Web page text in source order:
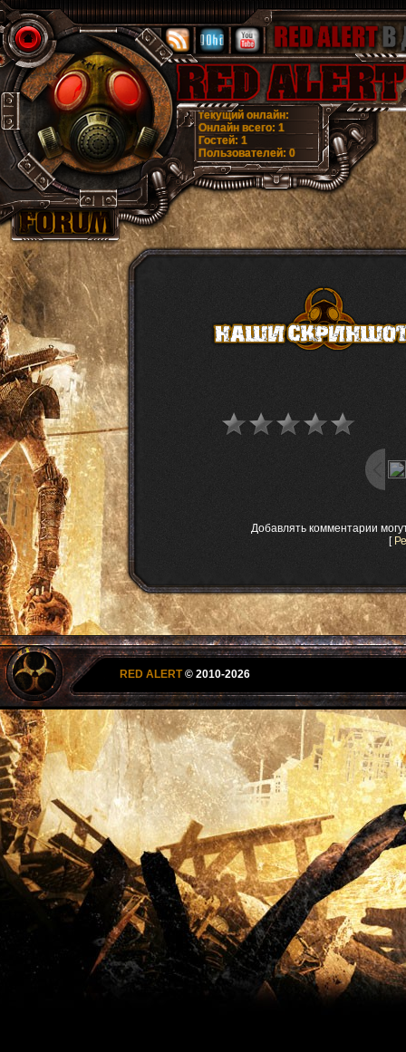
Онлайн всего: 1
Гостей: 1
Пользователей: 0
текущий онлайн:
Добавлять комментарии
[
RED ALERT © 2010-2026